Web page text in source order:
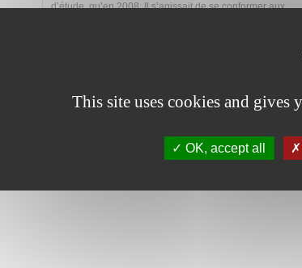
d’étude, qu’en 2008. Il s’agissait de se conformer aux...
This site uses cookies and
OK, accept all